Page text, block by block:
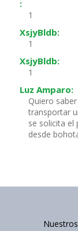
:
1
XsjyBldb:
1
XsjyBldb:
1
Luz Amparo:
Quiero
transportar
se solicita el
desde